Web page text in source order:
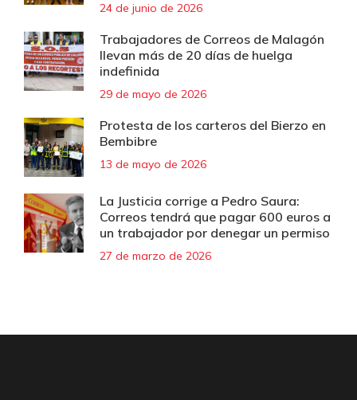
24 de junio de 2026
Trabajadores de Correos de Malagón
llevan más de 20 días de huelga
indefinida
29 de mayo de 2026
Protesta de los carteros del Bierzo en
Bembibre
13 de mayo de 2026
La Justicia corrige a Pedro Saura:
Correos tendrá que pagar 600 euros a
un trabajador por denegar un permiso
27 de marzo de 2026